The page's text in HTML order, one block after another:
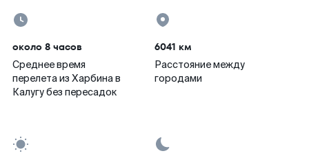
около 8 часов
Среднее время
перелета из Харбина в
Калугу без пересадок
6041 км
Расстояние между
городами